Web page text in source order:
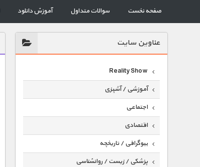
صفحه نخست سوالات متداول آموزش دانلود
عناوين سايت
Reality Show
آموزشی / آشپزی
اجتماعی
اقتصادی
بیوگرافی / تاریخچه
پزشکی / زیست / روانشناسی